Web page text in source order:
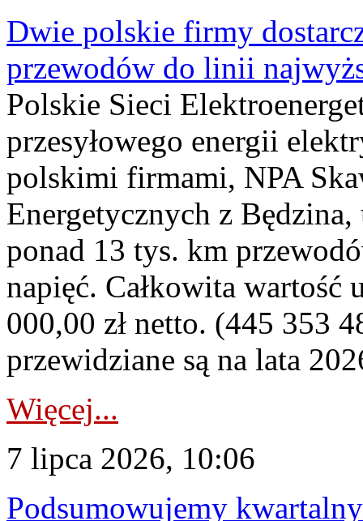
Dwie polskie firmy
przewodów do linii
Polskie Sieci
przesyłowego energii
polskimi firmami, NPA
Energetycznych z
ponad 13 tys. km
napięć. Całkowita
000,00 zł netto. (445 353
przewidziane są na lata
Więcej...
7 lipca 2026, 10:06
Podsumowujemy